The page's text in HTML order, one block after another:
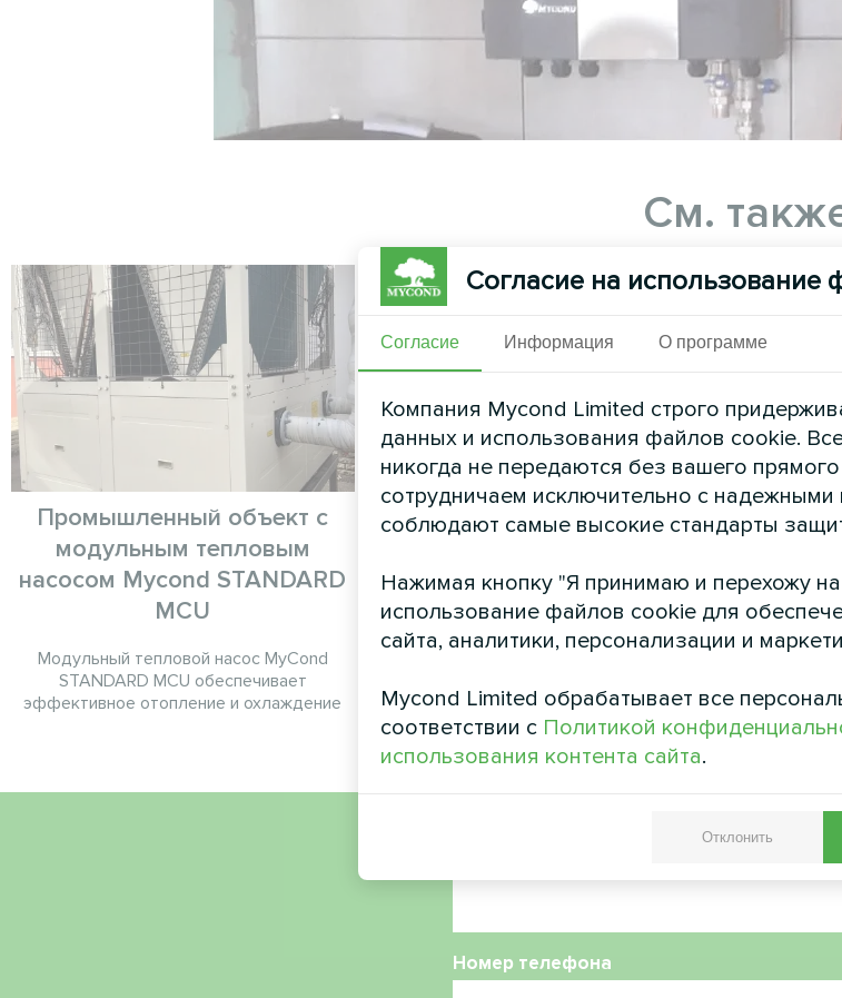
См.
Промышленный объект с
модульным тепловым
насосом Mycond STANDARD
MCU
Модульный тепловой насос MyCond
STANDARD MCU обеспечивает
эффективное отопление и охлаждение
Сельскохозяйственное
Модульный тепловой насос серии MCU
Номер телефона
Согласие на использование
Согласие Информация О программе
Компания Mycond Limited строго
данных и использования файлов cookie.
никогда не передаются без вашего
сотрудничаем исключительно с надежными
соблюдают самые высокие стандарты
Нажимая кнопку "Я принимаю и перехожу на
использование файлов cookie для
сайта, аналитики, персонализации и
Mycond Limited обрабатывает все
соответствии с Политикой
использования контента сайта.
Отклонить